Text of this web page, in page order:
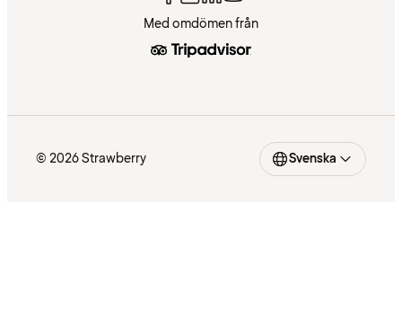
Med omdömen från
© 2026 Strawberry Svenska